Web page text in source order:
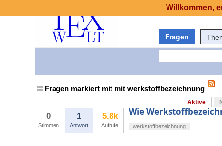
Fragen
Fragen markiert mit mit werkstoffbezeichnung
Aktive
0
Stimmen
1
Antwort
5.8k
Aufrufe
Wie
werkstoffbezeichnung
Willkommen,